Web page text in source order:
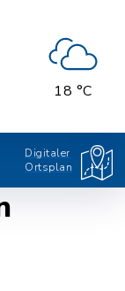
18 °C
Digitaler
Ortsplan